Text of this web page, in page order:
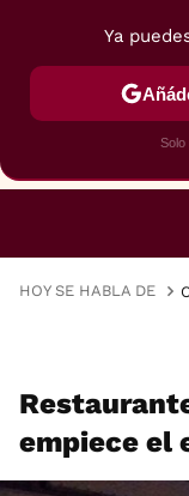
RESTAURANTES
HOY SE HABLA DE
empiece el
Ya
Solo